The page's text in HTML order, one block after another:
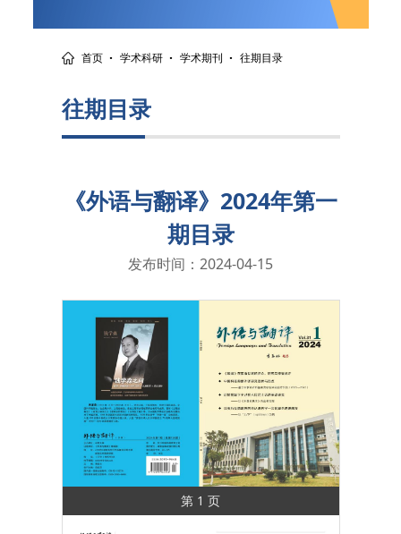
首页 · 学术科研 · 学术期刊 · 往期目录
往期目录
《外语与翻译》2024年第一
期目录
发布时间：2024-04-15
第 1 页